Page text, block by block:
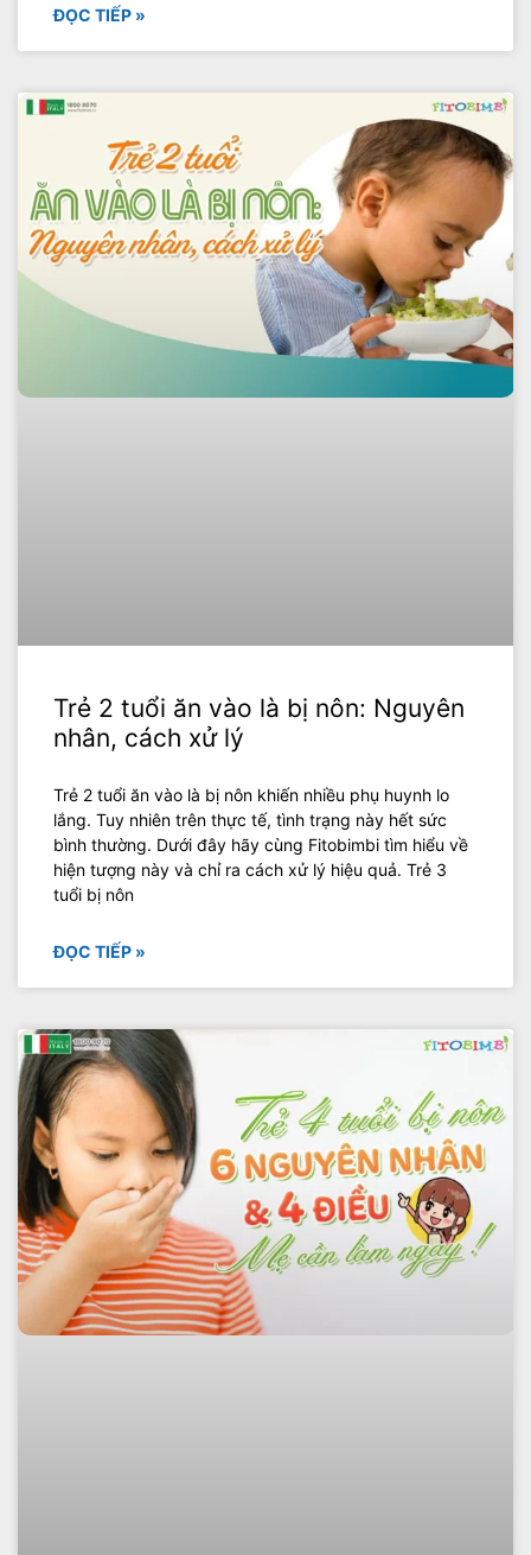
ĐỌC TIẾP »
Trẻ 2 tuổi ăn vào là bị nôn: Nguyên
nhân, cách xử lý
Trẻ 2 tuổi ăn vào là bị nôn khiến nhiều phụ huynh lo
lắng. Tuy nhiên trên thực tế, tình trạng này hết sức
bình thường. Dưới đây hãy cùng Fitobimbi tìm hiểu về
hiện tượng này và chỉ ra cách xử lý hiệu quả. Trẻ 3
tuổi bị nôn
ĐỌC TIẾP »